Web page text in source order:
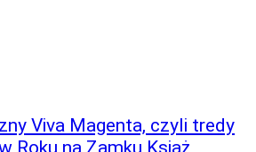
Viva Magenta, czyli tredy
Roku na Zamku Książ